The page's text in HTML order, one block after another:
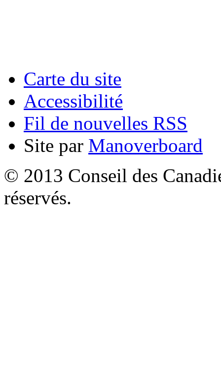
Carte du site
Accessibilité
Fil de nouvelles RSS
Site par Manoverboard
© 2013 Conseil des
réservés.